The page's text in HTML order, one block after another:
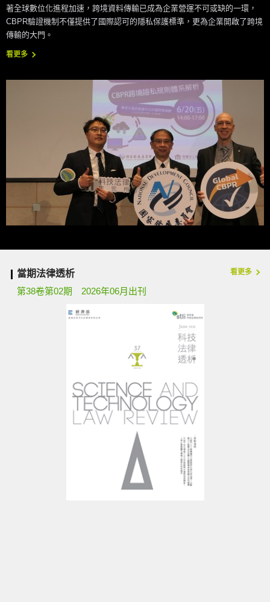
著全球數位化進程加速，跨境資料傳輸已成為企業營運不可或缺的一環，
CBPR驗證機制不僅提供了國際認可的隱私保護標準，更為企業開啟了跨境
傳輸的大門。
看更多
當期法律透析
第38卷第02期 2026年06月出刊
看更多